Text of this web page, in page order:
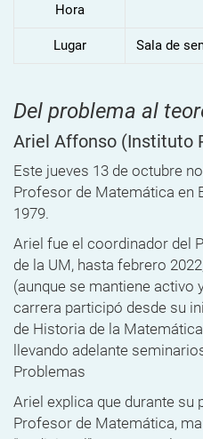
Hora
Lugar Sala de
Del problema al
Ariel Affonso (Instituto
Este jueves 13 de octubre
Profesor de Matemática en
1979.
Ariel fue el coordinador del
de la UM, hasta febrero
(aunque se mantiene activo
carrera participó desde su
de Historia de la
llevando adelante
Problemas
Ariel explica que durante su
Profesor de Matemática,